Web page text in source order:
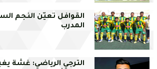
القوافل تعيّن النجم
المدرب
الترجي الرياضي: غشة